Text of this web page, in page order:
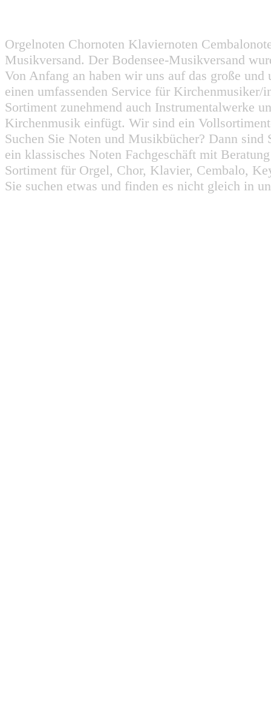
Orgelnoten Chornoten Klaviernoten
Musikversand. Der Bodensee-Musikversand
Von Anfang an haben wir uns auf das große
einen umfassenden Service für
Sortiment zunehmend auch Instrumentalwerke
Kirchenmusik einfügt. Wir sind ein
Suchen Sie Noten und Musikbücher? Dann
ein klassisches Noten Fachgeschäft mit
Sortiment für Orgel, Chor, Klavier, Cembalo,
Sie suchen etwas und finden es nicht gleich in